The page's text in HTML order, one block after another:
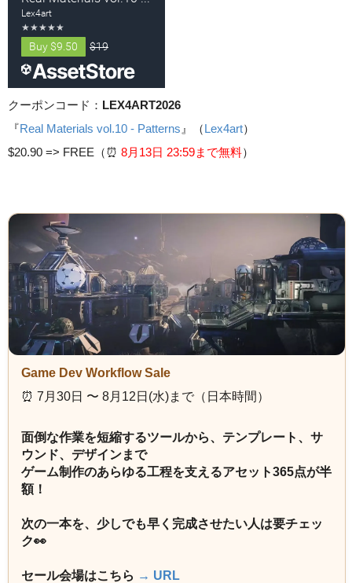
クーポンコード： LEX4ART2026
『Real Materials vol.10 - Patterns 』（Lex4art）
$20.90 => FREE（⏰️ 8月13日 23:59まで無料）
Game Dev Workflow Sale
⏰️ 7月30日 〜 8月12日(水)まで（日本時間）
面倒な作業を短縮するツールから、テンプレート、サ
ウンド、デザインまで
ゲーム制作のあらゆる工程を支えるアセット365点が半
額！
次の一本を、少しでも早く完成させたい人は要チェッ
ク👀
セール会場はこちら → URL